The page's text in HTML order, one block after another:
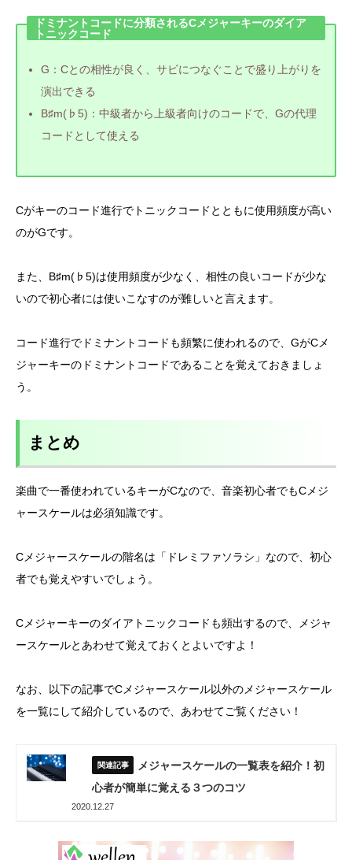
ドミナントコードに分類されるCメジャーキーのダイア
トニックコード
G：Cとの相性が良く、サビにつなぐことで盛り上がりを
演出できる
B♯m(♭5)：中級者から上級者向けのコードで、Gの代理
コードとして使える
Cがキーのコード進行でトニックコードとともに使用頻度が高い
のがGです。
また、B♯m(♭5)は使用頻度が少なく、相性の良いコードが少な
いので初心者には使いこなすのが難しいと言えます。
コード進行でドミナントコードも頻繁に使われるので、GがCメ
ジャーキーのドミナントコードであることを覚えておきましょ
う。
まとめ
楽曲で一番使われているキーがCなので、音楽初心者でもCメジ
ャースケールは必須知識です。
Cメジャースケールの階名は「ドレミファソラシ」なので、初心
者でも覚えやすいでしょう。
Cメジャーキーのダイアトニックコードも頻出するので、メジャ
ースケールとあわせて覚えておくとよいですよ！
なお、以下の記事でCメジャースケール以外のメジャースケール
を一覧にして紹介しているので、あわせてご覧ください！
メジャースケールの一覧表を紹介！初
心者が簡単に覚える３つのコツ
2020.12.27